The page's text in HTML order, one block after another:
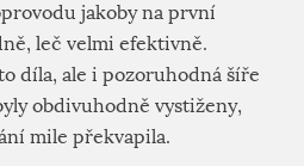
jakoby na první
leč velmi efektivně.
díla, ale i pozoruhodná šíře
obdivuhodně vystiženy,
mile překvapila.